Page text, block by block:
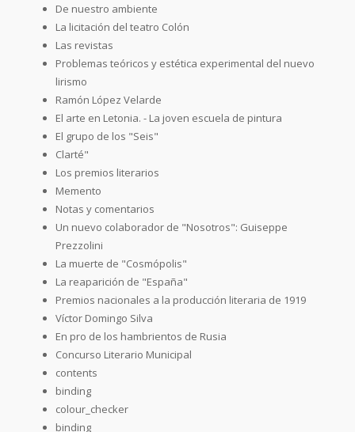
De nuestro ambiente
La licitación del teatro Colón
Las revistas
Problemas teóricos y estética experimental del nuevo
lirismo
Ramón López Velarde
El arte en Letonia. - La joven escuela de pintura
El grupo de los "Seis"
Clarté"
Los premios literarios
Memento
Notas y comentarios
Un nuevo colaborador de "Nosotros": Guiseppe
Prezzolini
La muerte de "Cosmópolis"
La reaparición de "España"
Premios nacionales a la producción literaria de 1919
Víctor Domingo Silva
En pro de los hambrientos de Rusia
Concurso Literario Municipal
contents
binding
colour_checker
binding